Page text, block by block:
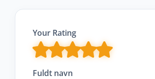
Your Rating
Fuldt navn